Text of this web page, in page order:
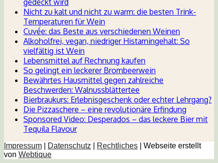
gedeckt wird
Nicht zu kalt und nicht zu warm: die besten Trink-
Temperaturen für Wein
Cuvée: das Beste aus verschiedenen Weinen
Alkoholfrei, vegan, niedriger Histamingehalt: So
vielfältig ist Wein
Lebensmittel auf Rechnung kaufen
So gelingt ein leckerer Brombeerwein
Bewährtes Hausmittel gegen zahlreiche
Beschwerden: Walnussblättertee
Bierbraukurs: Erlebnisgeschenk oder echter Lehrgang?
Die Pizzaschere – eine revolutionäre Erfindung
Sponsored Video: Desperados – das leckere Bier mit
Tequila Flavour
Impressum Datenschutz Rechtliches | Webseite erstellt
von Webtique